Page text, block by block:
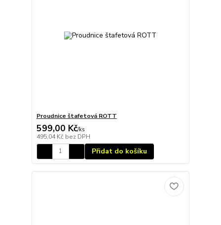
Proudnice štafetová ROTT
599,00 Kč/ks
495,04 Kč bez DPH
Přidat do košíku